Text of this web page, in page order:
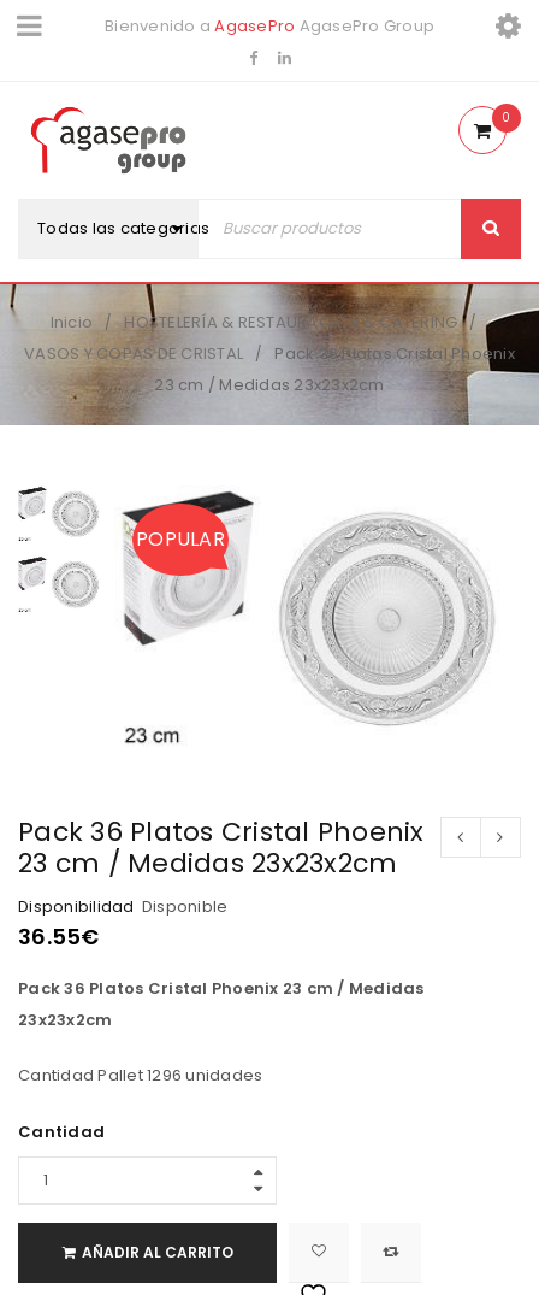
Bienvenido aAgasePro AgasePro Group
Todas las categorias
0
Inicio / HOSTELERÍA & RESTAURACIÓN & CATERING /
VASOS Y COPAS DE CRISTAL /
Pack 36 Platos Cristal Phoenix
23 cm / Medidas 23x23x2cm
POPULAR
Pack 36 Platos Cristal Phoenix
23 cm / Medidas 23x23x2cm
Disponibilidad Disponible
36.55€
Pack 36 Platos Cristal Phoenix 23 cm / Medidas
23x23x2cm
Cantidad Pallet 1296 unidades
Cantidad
AÑADIR AL CARRITO